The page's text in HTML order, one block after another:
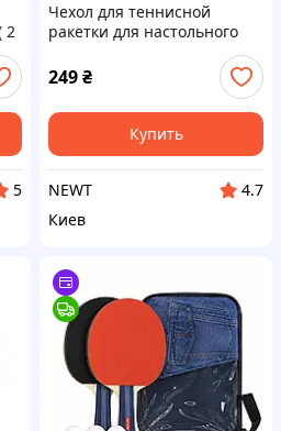
2
5
Чехол для теннисной
ракетки для настольного
Butterfly NE-DF-Butterfly
249₴
Купить
NEWT
4.7
Киев